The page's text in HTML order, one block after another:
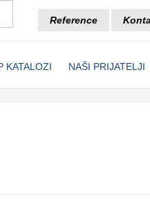
Reference
KATALOZI NAŠI PRIJATELJI